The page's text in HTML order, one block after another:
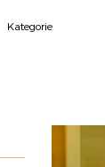
Kategorie